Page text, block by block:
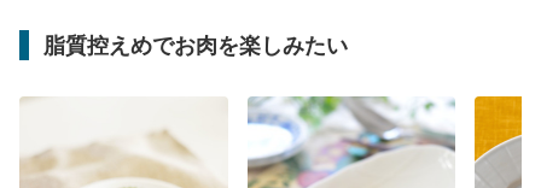
脂質控えめでお肉を楽しみたい